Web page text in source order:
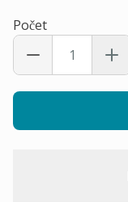
Počet